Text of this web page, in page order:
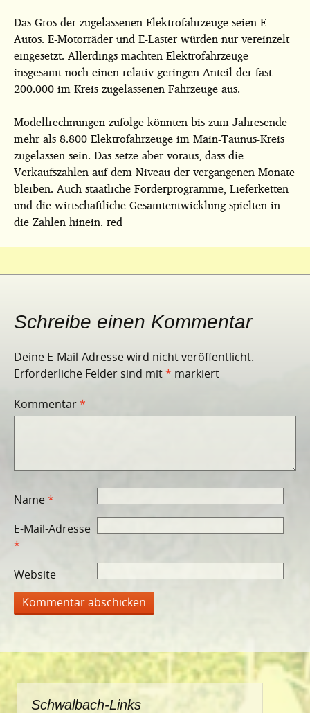
Das Gros der zugelassenen Elektrofahrzeuge seien E-
Autos. E-Motorräder und E-Laster würden nur vereinzelt
eingesetzt. Allerdings machten Elektrofahrzeuge
insgesamt noch einen relativ geringen Anteil der fast
200.000 im Kreis zugelassenen Fahrzeuge aus.
Modellrechnungen zufolge könnten bis zum Jahresende
mehr als 8.800 Elektrofahrzeuge im Main-Taunus-Kreis
zugelassen sein. Das setze aber voraus, dass die
Verkaufszahlen auf dem Niveau der vergangenen Monate
bleiben. Auch staatliche Förderprogramme, Lieferketten
und die wirtschaftliche Gesamtentwicklung spielten in
die Zahlen hinein. red
Schreibe einen Kommentar
Deine E-Mail-Adresse wird nicht veröffentlicht.
Erforderliche Felder sind mit* markiert
Kommentar*
Name*
E-Mail-Adresse
*
Website
Schwalbach-Links